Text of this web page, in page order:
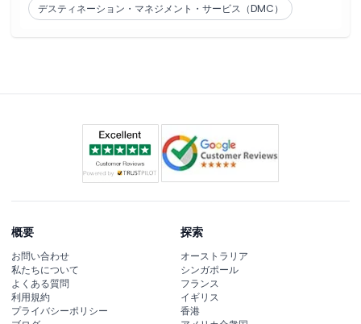
デスティネーション・マネジメント・サービス（DMC）
概要
お問い合わせ
私たちについて
よくある質問
利用規約
プライバシーポリシー
探索
オーストラリア
シンガポール
フランス
イギリス
香港